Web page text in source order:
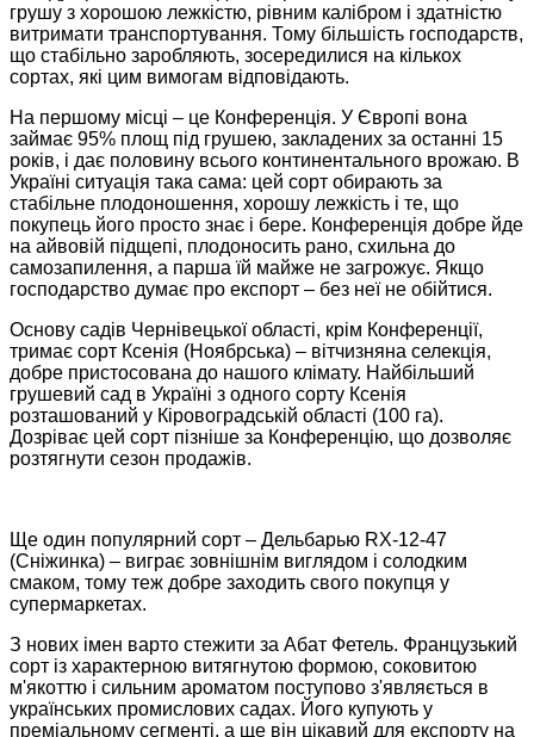
грушу з хорошою лежкістю, рівним калібром і здатністю
витримати транспортування. Тому більшість господарств,
що стабільно заробляють, зосередилися на кількох
сортах, які цим вимогам відповідають.
На першому місці – це Конференція. У Європі вона
займає 95% площ під грушею, закладених за останні 15
років, і дає половину всього континентального врожаю. В
Україні ситуація така сама: цей сорт обирають за
стабільне плодоношення, хорошу лежкість і те, що
покупець його просто знає і бере. Конференція добре йде
на айвовій підщепі, плодоносить рано, схильна до
самозапилення, а парша їй майже не загрожує. Якщо
господарство думає про експорт – без неї не обійтися.
Основу садів Чернівецької області, крім Конференції,
тримає сорт Ксенія (Ноябрська) – вітчизняна селекція,
добре пристосована до нашого клімату. Найбільший
грушевий сад в Україні з одного сорту Ксенія
розташований у Кіровоградській області (100 га).
Дозріває цей сорт пізніше за Конференцію, що дозволяє
розтягнути сезон продажів.
Ще один популярний сорт – Дельбарью RX-12-47
(Сніжинка) – виграє зовнішнім виглядом і солодким
смаком, тому теж добре заходить свого покупця у
супермаркетах.
З нових імен варто стежити за Абат Фетель. Французький
сорт із характерною витягнутою формою, соковитою
м'якоттю і сильним ароматом поступово з'являється в
українських промислових садах. Його купують у
преміальному сегменті, а ще він цікавий для експорту на